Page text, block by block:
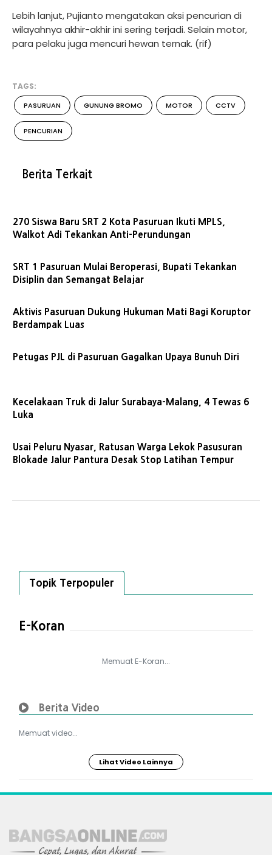
Lebih lanjut, Pujianto mengatakan aksi pencurian di
wilayahnya akhir-akhir ini sering terjadi. Selain motor,
para pelaku juga mencuri hewan ternak. (rif)
TAGS:
PASURUAN GUNUNG BROMO MOTOR CCTV
PENCURIAN
Berita Terkait
270 Siswa Baru SRT 2 Kota Pasuruan Ikuti MPLS,
Walkot Adi Tekankan Anti-Perundungan
SRT 1 Pasuruan Mulai Beroperasi, Bupati Tekankan
Disiplin dan Semangat Belajar
Aktivis Pasuruan Dukung Hukuman Mati Bagi Koruptor
Berdampak Luas
Petugas PJL di Pasuruan Gagalkan Upaya Bunuh Diri
Kecelakaan Truk di Jalur Surabaya-Malang, 4 Tewas 6
Luka
Usai Peluru Nyasar, Ratusan Warga Lekok Pasusuran
Blokade Jalur Pantura Desak Stop Latihan Tempur
Topik Terpopuler
E-Koran
Memuat E-Koran...
Berita Video
Memuat video...
Lihat Video Lainnya